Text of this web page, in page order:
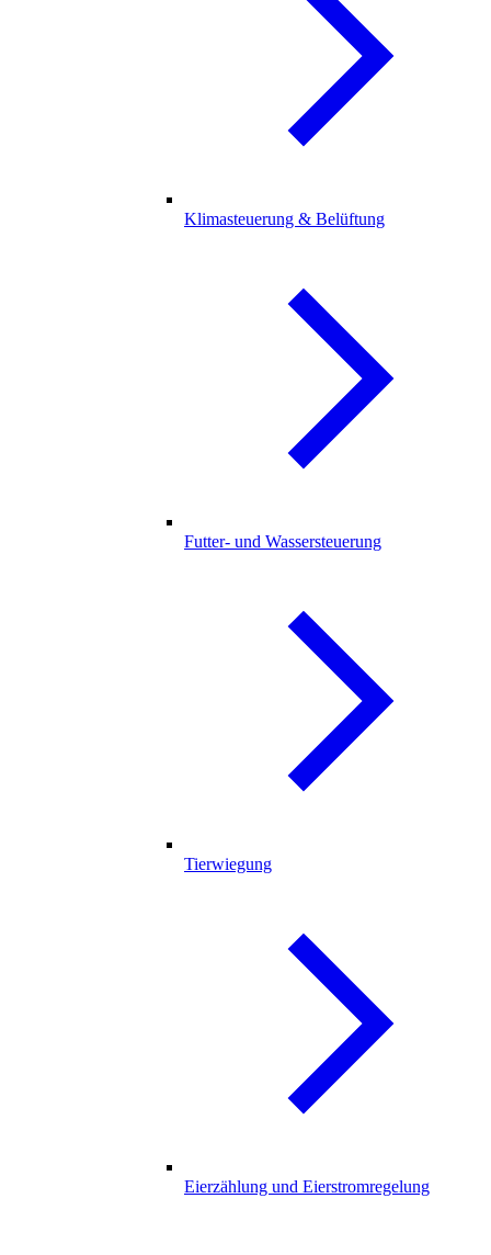
Klimasteuerung & Belüftung
Futter- und Wassersteuerung
Tierwiegung
Eierzählung und Eierstromregelung